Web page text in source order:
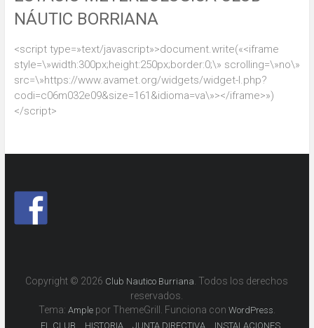
NÁUTIC BORRIANA
<script type=»text/javascript»>document.write(«<iframe
style=\»width:300px;height:250px;border:0;\» scrolling=\»no\»
src=\»https://www.avamet.org/widgets/widget-l.php?
codi=c06m032e09&size=161&idioma=va\»></iframe>»)
</script>
Copyright © 2026 Club Nautico Burriana. Todos los derechos
reservados.
Tema: Amplepor ThemeGrill. Funciona con WordPress.
EL CLUB HISTORIA JUNTA DIRECTIVA INSTALACIONES